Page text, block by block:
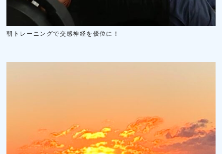
朝トレーニングで交感神経を優位に！